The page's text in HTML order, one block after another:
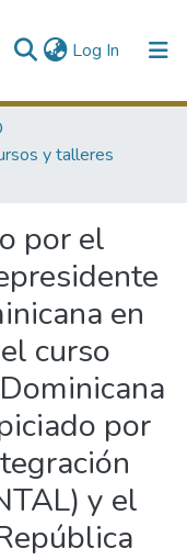
Log In (current)
y talleres
por el
en
curso
por
y el